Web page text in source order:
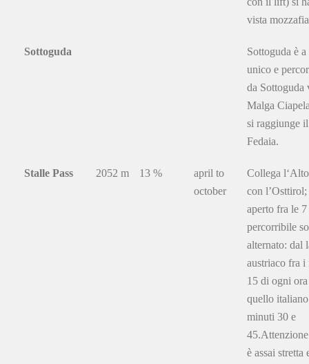
vista
Sottoguda
Sottoguda è a
unico e
da Sottoguda
Malga
si raggiunge
Fedaia.
Stalle Pass 2052 m 13 %
april to
october
Collega
con
aperto fra le
percorribile
alternato: dal
austriaco fra
15 di ogni
quello
minuti 30 e
è assai stretta